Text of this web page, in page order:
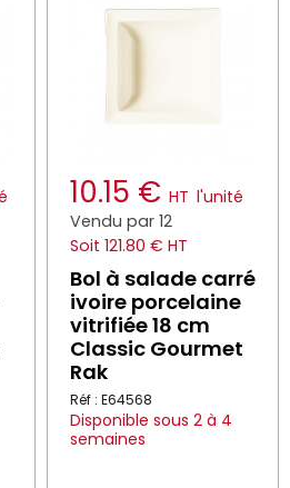
10.15 € HT l'unité
Vendu par 12
Soit 121.80 € HT
Bol à salade carré
ivoire porcelaine
vitrifiée 18 cm
Classic Gourmet
Rak
Réf : E64568
Disponible sous 2 à 4
semaines